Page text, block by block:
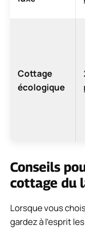
Cottage
écologique
Conseils
cottage du
Lorsque vous
gardez à l’esprit